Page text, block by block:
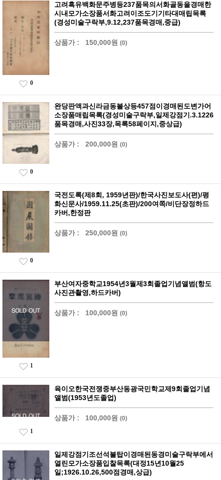
고려흑유백화문주병등237품목의서화골동을경매한
시내모가소장품서화고려이조도기기타대매립목록
(경성미술구락부,9.12,237품목경매,중급)
상품가 : 150,000원 (0)
0
완당판액과신라금동불상등457점이경매된도변가어
소장품매립목록(경성미술구락부,일제강점기.3.1226
품목경매,사진33장,목록58페이지,중상급)
상품가 : 200,000원 (0)
0
국전도록(제8회, 1959년판)/한국사진보도사(편)/평
화신문사/1959.11.25(초판)/200여쪽/비단장정하드
카버,한정판
상품가 : 250,000원 (0)
0
부산여자중학교1954년3월제3회졸업기념앨범(항도
사진관촬영,하드카버)
상품가 : 100,000원 (0)
1
육이오한국전쟁중부산동광국민학교제9회졸업기념
앨범(1953년도졸업)
상품가 : 100,000원 (0)
1
일제강점기조선석불탑이경매된동경미술구락부에서
열린모가소장품입찰목록(대정15년10월25
일;1926.10.26,500점경매,상급)